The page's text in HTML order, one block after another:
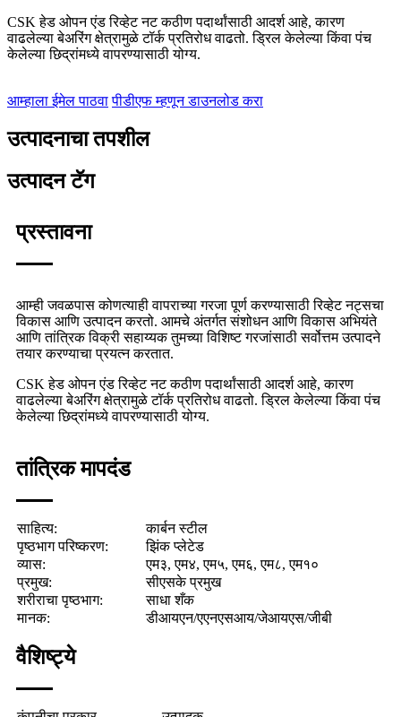
CSK हेड ओपन एंड रिव्हेट नट कठीण पदार्थांसाठी आदर्श आहे, कारण
वाढलेल्या बेअरिंग क्षेत्रामुळे टॉर्क प्रतिरोध वाढतो. ड्रिल केलेल्या किंवा पंच
केलेल्या छिद्रांमध्ये वापरण्यासाठी योग्य.
आम्हाला ईमेल पाठवा पीडीएफ म्हणून डाउनलोड करा
उत्पादनाचा तपशील
उत्पादन टॅग
प्रस्तावना
आम्ही जवळपास कोणत्याही वापराच्या गरजा पूर्ण करण्यासाठी रिव्हेट नट्सचा
विकास आणि उत्पादन करतो. आमचे अंतर्गत संशोधन आणि विकास अभियंते
आणि तांत्रिक विक्री सहाय्यक तुमच्या विशिष्ट गरजांसाठी सर्वोत्तम उत्पादने
तयार करण्याचा प्रयत्न करतात.
CSK हेड ओपन एंड रिव्हेट नट कठीण पदार्थांसाठी आदर्श आहे, कारण
वाढलेल्या बेअरिंग क्षेत्रामुळे टॉर्क प्रतिरोध वाढतो. ड्रिल केलेल्या किंवा पंच
केलेल्या छिद्रांमध्ये वापरण्यासाठी योग्य.
तांत्रिक मापदंड
साहित्य:
कार्बन स्टील
पृष्ठभाग परिष्करण:
झिंक प्लेटेड
व्यास:
एम३, एम४, एम५, एम६, एम८, एम१०
प्रमुख:
सीएसके प्रमुख
शरीराचा पृष्ठभाग:
साधा शँक
मानक:
डीआयएन/एएनएसआय/जेआयएस/जीबी
वैशिष्ट्ये